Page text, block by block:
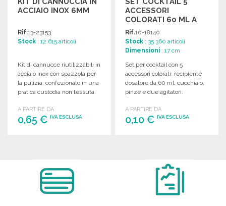
ACCIAIO INOX 6MM
Rif.13-23153
Stock : 12 615 articoli
Kit di cannucce riutilizzabili in
acciaio inox con spazzola per
la pulizia, confezionato in una
pratica custodia non tessuta.
A PARTIRE DA
0,65 € IVA ESCLUSA
ACCESSORI
COLORATI 60 ML A
PREZZI
ALL'INGROSSO
Rif.10-18140
Stock : 35 360 articoli
Dimensioni : 17 cm
Set per cocktail con 5
accessori colorati: recipiente
dosatore da 60 ml, cucchiaio,
pinze e due agitatori.
A PARTIRE DA
0,10 € IVA ESCLUSA